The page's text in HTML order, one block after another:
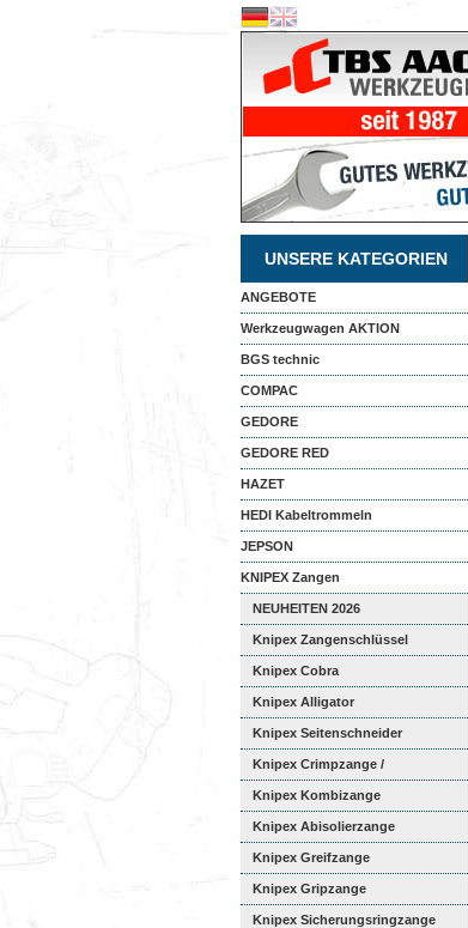
UNSERE KATEGORIEN
ANGEBOTE
Werkzeugwagen AKTION
BGS technic
COMPAC
GEDORE
GEDORE RED
HAZET
HEDI Kabeltrommeln
JEPSON
KNIPEX Zangen
NEUHEITEN 2026
Knipex Zangenschlüssel
Knipex Cobra
Knipex Alligator
Knipex Seitenschneider
Knipex Crimpzange /
Aderendhüls...
Knipex Kombizange
Knipex Abisolierzange
Knipex Greifzange
Knipex Gripzange
Knipex Sicherungsringzange